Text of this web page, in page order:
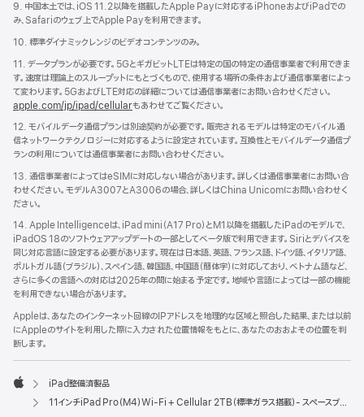
9. 中国本土では、iOS 11.2以降を搭載したApple Payに対応するiPhoneおよびiPadでの
み、Safariのウェブ上でApple Payを利用できます。
10. 標準ダイナミックレンジのビデオコンテンツのみ。
11. データプランが必要です。5GとギガビットLTEは特定の国の特定の通信事業者で利用できま
す。速度は理論上のスループットにもとづくもので、使用する場所の条件および通信事業者によっ
て変わります。5GおよびLTE対応の詳細については通信事業者にお問い合わせください。
apple.com/jp/ipad/cellularもあわせてご覧ください。
12. モバイルデータ通信プランは別途契約が必要です。販売されるモデルは特定のモバイル通
信ネットワークテクノロジーに対応するように設定されています。互換性とモバイルデータ通信プ
ランの利用については通信事業者にお問い合わせください。
13. 通信事業者によってはeSIMに対応しない場合があります。詳しくは通信事業者にお問い合
わせください。モデルA3007とA3006の場合、詳しくはChina Unicomにお問い合わせく
ださい。
14. Apple Intelligenceは、iPad mini（A17 Pro）とM1以降を搭載したiPadのモデルで、
iPadOS 18のソフトウェアアップデートの一部としてベータ版で利用できます。Siriとデバイスを
同じ対応言語に設定する必要があります。現在は日本語、英語、フランス語、ドイツ語、イタリア語、
ポルトガル語（ブラジル）、スペイン語、韓国語、中国語（簡体字）に対応しており、ベトナム語など、
さらに多くの言語への対応は2025年の間に始まる予定です。地域や言語によっては一部の機能
を利用できない場合があります。
Appleは、あなたのインターネット回線のIPアドレスを地理的な区域と照合した結果、または以前
にAppleのサイトを利用した際に入力された位置情報をもとに、あなたのおおよその位置を判
断します。
Apple
iPad整備済製品
11インチiPad Pro（M4）Wi-Fi + Cellular 2TB（標準ガラス搭載）- スペースブラック [整備済製品]